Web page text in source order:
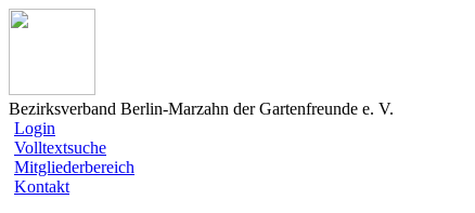
Bezirksverband Berlin-Marzahn der Gartenfreunde e. V.
Login
Volltextsuche
Mitgliederbereich
Kontakt